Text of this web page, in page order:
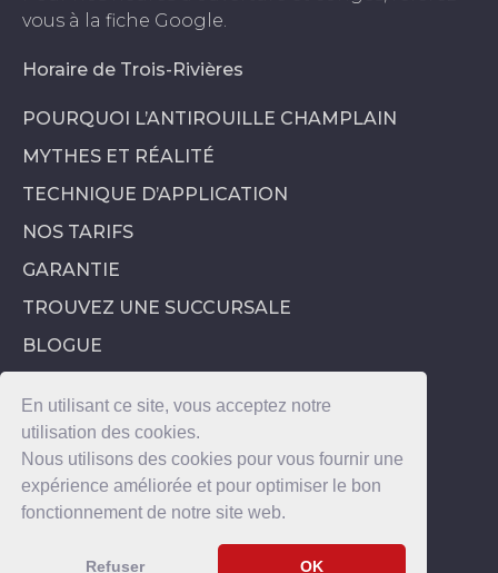
En utilisant ce site, vous acceptez notre
utilisation des cookies.
Nous utilisons des cookies pour vous fournir une
expérience améliorée et pour optimiser le bon
fonctionnement de notre site web.
Refuser OK
vous à la fiche Google.
Horaire de Trois-Rivières
POURQUOI L’ANTIROUILLE CHAMPLAIN
MYTHES ET RÉALITÉ
TECHNIQUE D’APPLICATION
NOS TARIFS
GARANTIE
TROUVEZ UNE SUCCURSALE
BLOGUE
info@antirouillechamplain.com
Politique de confidentialité